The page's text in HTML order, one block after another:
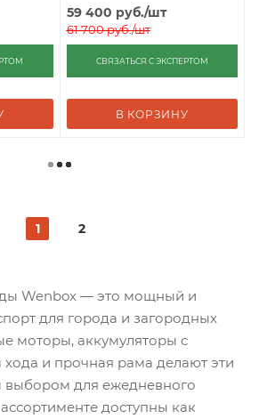
59 400 руб./шт
61 700руб./шт
СВЯЗАТЬСЯ С ЭКСПЕРТОМ
В КОРЗИНУ
1 2
Wenbox — это мощный и
для города и загородных
моторы, аккумуляторы с
и прочная рама делают эти
для ежедневного
доступны как